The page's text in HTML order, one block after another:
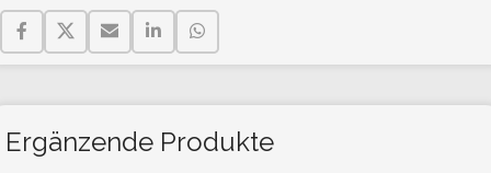
Ergänzende Produkte